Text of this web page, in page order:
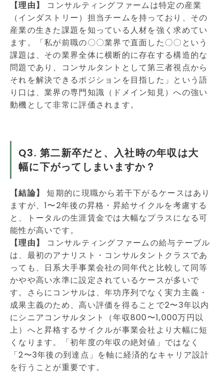
【理由】
コンサルティングファームは特定の産業
（インダストリー）担当チームを持っており、その
産業の生きた課題を知っている人材を強く求めてい
ます。「私が前職の〇〇業界で直面した〇〇という
課題は、その業界全体に横断的に存在する構造的な
問題であり、コンサルタントとして第三者視点から
それを解決できるポジションを目指した」という語
り口は、業界の専門知識（ドメイン知見）への強い
動機として非常に評価されます。
Q3. 第二新卒だと、入社時の年収は大
幅に下がってしまいますか？
【結論】
短期的に現職から若干下がるケースはあり
ますが、1〜2年後の昇格・昇給サイクルを考慮する
と、トータルの生涯賃金では大幅なプラスになる可
能性が高いです。
【理由】
コンサルティングファームの給与テーブル
は、最初のアナリスト・コンサルタントクラスであ
っても、日系大手事業会社の同年代と比較して同等
かやや高い水準に設定されているケースが多いで
す。さらにコンサルは、年功序列でなく実力主義・
成果主義のため、高い評価を得ることで2〜3年以内
にシニアコンサルタント（年収800〜1,000万円以
上）へと昇格するサイクルが事業会社より大幅に短
くなります。「初年度の年収の絶対値」ではなく
「2〜3年後の到達点」を軸に経済的なキャリア設計
を行うことが重要です。